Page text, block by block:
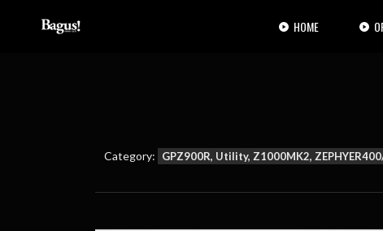
HOME
Category: GPZ900R, Utility, Z1000MK2,